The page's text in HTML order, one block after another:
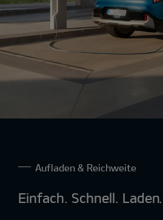
Aufladen & Reichweite
Einfach. Schnell. Laden.